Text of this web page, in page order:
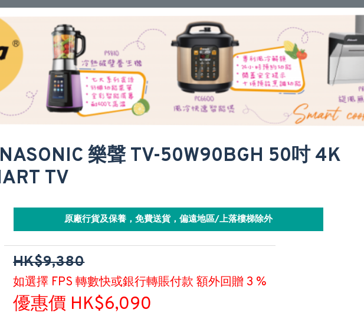
樂聲 TV-50W90BGH 50吋 4K
TV
原廠行貨及保養，免費送貨，偏遠地區/上落樓梯除外
HK$9,380
如選擇 FPS 轉數快或銀行轉賬付款 額外回贈 3 %
優惠價 HK$6,090